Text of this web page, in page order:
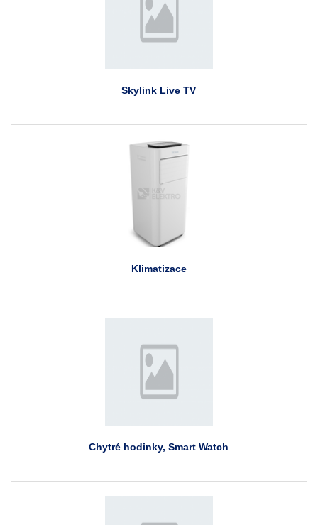
Skylink Live TV
Klimatizace
Chytré hodinky, Smart Watch